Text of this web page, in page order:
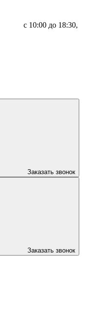
с 10:00 до 18:30,
Заказать звонок
Заказать звонок